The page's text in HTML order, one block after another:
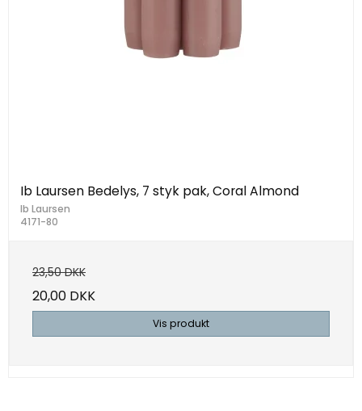
Ib Laursen Bedelys, 7 styk pak, Coral Almond
Ib Laursen
4171-80
23,50 DKK
20,00 DKK
Vis produkt